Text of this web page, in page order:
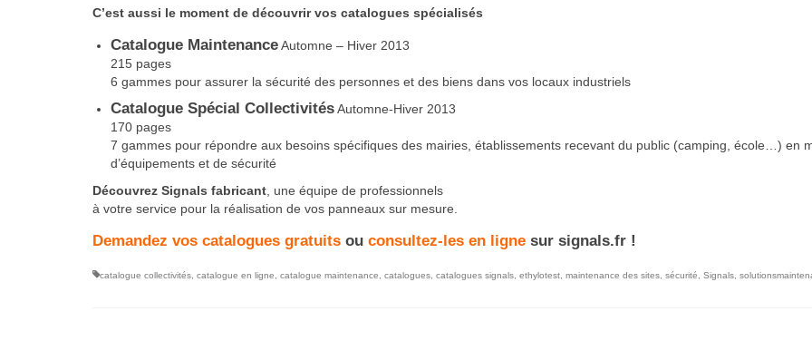
C’est aussi le moment de découvrir vos catalogues spécialisés
Catalogue MaintenanceAutomne – Hiver 2013
215 pages
6 gammes pour assurer la sécurité des personnes et des biens dans vos locaux industriels
Catalogue Spécial CollectivitésAutomne-Hiver 2013
170 pages
7 gammes pour répondre aux besoins spécifiques des mairies, établissements recevant du public (camping, école…) en
d’équipements et de sécurité
Découvrez Signals fabricant , une équipe de professionnels
à votre service pour la réalisation de vos panneaux sur mesure.
Demandez vos catalogues gratuits ou consultez-les en ligne sur signals.fr !
catalogue collectivités catalogue en ligne catalogue maintenance catalogues catalogues signals ethylotest maintenance des sites sécurité Signals